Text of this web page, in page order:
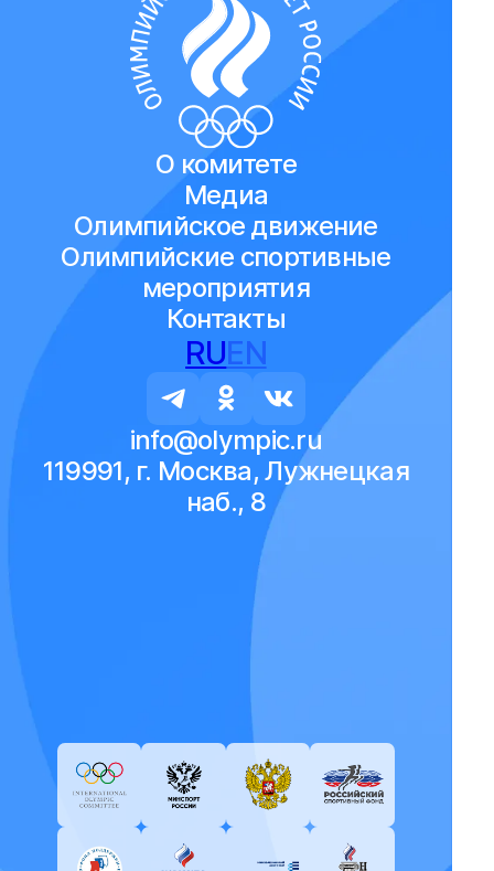
О комитете
Медиа
Олимпийское движение
Олимпийские спортивные
мероприятия
Контакты
RUEN
info@olympic.ru
119991, г. Москва, Лужнецкая
наб., 8